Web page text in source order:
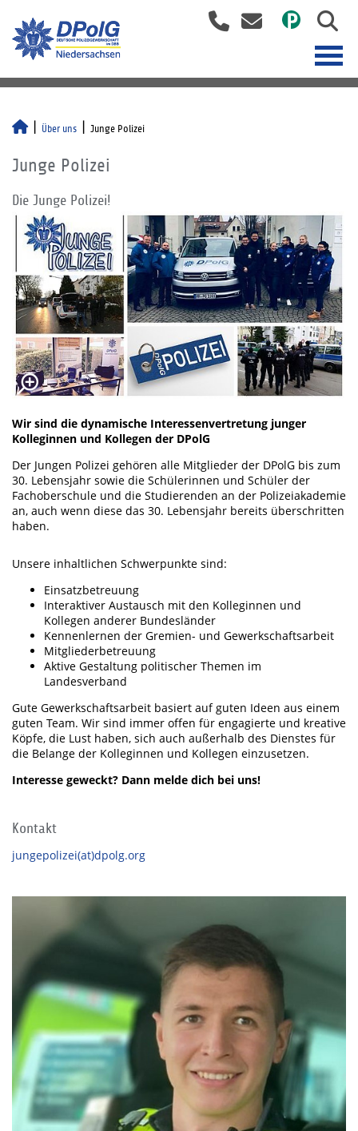
Über uns Junge Polizei
Junge Polizei
Die Junge Polizei!
Wir sind die dynamische Interessenvertretung junger
Kolleginnen und Kollegen der DPolG
Der Jungen Polizei gehören alle Mitglieder der DPolG bis zum
30. Lebensjahr sowie die Schülerinnen und Schüler der
Fachoberschule und die Studierenden an der Polizeiakademie
an, auch wenn diese das 30. Lebensjahr bereits überschritten
haben.
Unsere inhaltlichen Schwerpunkte sind:
Einsatzbetreuung
Interaktiver Austausch mit den Kolleginnen und
Kollegen anderer Bundesländer
Kennenlernen der Gremien- und Gewerkschaftsarbeit
Mitgliederbetreuung
Aktive Gestaltung politischer Themen im
Landesverband
Gute Gewerkschaftsarbeit basiert auf guten Ideen aus einem
guten Team. Wir sind immer offen für engagierte und kreative
Köpfe, die Lust haben, sich auch außerhalb des Dienstes für
die Belange der Kolleginnen und Kollegen einzusetzen.
Interesse geweckt? Dann melde dich bei uns!
Kontakt
jungepolizei(at)dpolg.org